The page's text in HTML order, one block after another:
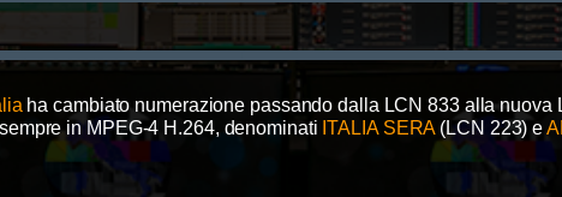
ha cambiato numerazione passando dalla LCN 833 alla nuova
in MPEG-4 H.264, denominati ITALIA SERA(LCN 223) e